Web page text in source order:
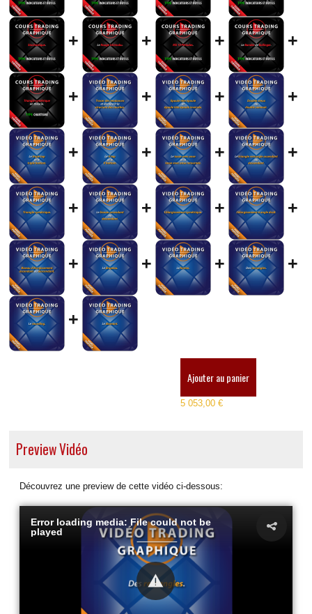
+ + + +
+ + + +
+ + + +
+ + + +
+ + + +
+
Ajouter au panier
5 053,00 €
Preview Vidéo
Découvrez une preview de cette vidéo ci-dessous:
Error loading media: File could not be
played